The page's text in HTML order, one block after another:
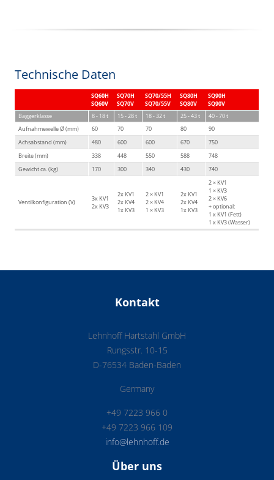
Technische Daten
SQ60H
SQ60V
SQ70H
SQ70V
SQ70/55H
SQ70/55V
SQ80H
SQ80V
SQ90H
SQ90V
Baggerklasse
8 - 18 t 15 - 28 t 18 - 32 t 25 - 43 t
40 - 70 t
Aufnahmewelle Ø (mm)
60 70 70 80
90
Achsabstand (mm)
480 600 600 670
750
Breite (mm)
338 448 550 588
748
Gewicht ca. (kg)
170 300 340 430 740
Ventilkonfiguration (V)
3x KV1
2x KV3
2x KV1
2x KV4
1x KV3
2 × KV1
2 × KV4
1 × KV3
2x KV1
2x KV4
1x KV3
2 × KV1
1 × KV3
2 × KV6
+ optional:
1 x KV1 (Fett)
1 x KV3 (Wasser)
Kontakt
Lehnhoff Hartstahl GmbH
Rungsstr. 10-15
D-76534 Baden-Baden
Germany
+49 7223 966 0
+49 7223 966 109
info@lehnhoff.de
Über uns